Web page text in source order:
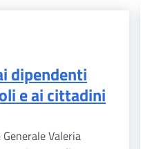
dipendenti
e ai cittadini
Valeria